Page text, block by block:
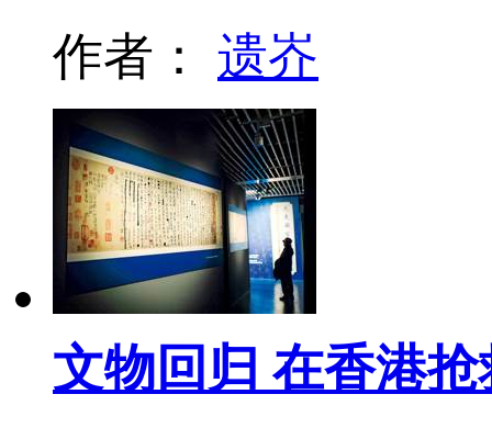
作者： 遗岕
文物回归 在香港